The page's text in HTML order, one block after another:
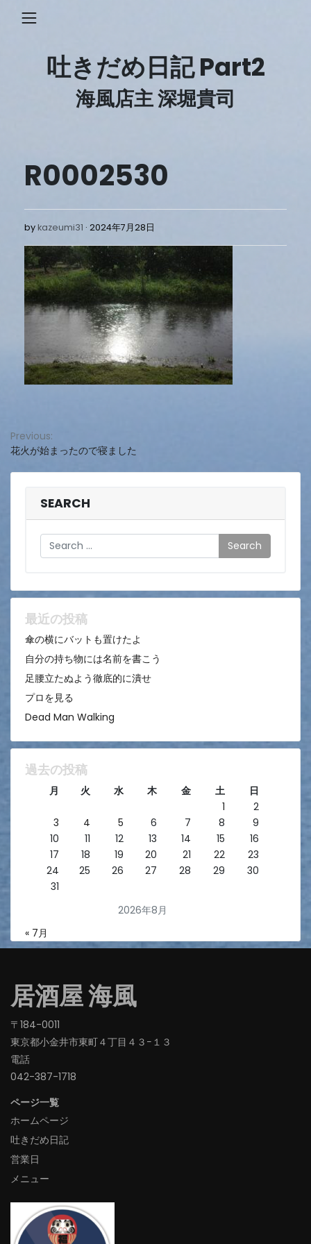
吐きだめ日記 Part2
海風店主 深堀貴司
R0002530
bykazeumi31 2024年7月28日
7
28
日
投
稿
ョ
ン
Previous:
花火が始まったので寝ました
SEARCH
Search
最近の投稿
傘の横にバットも置けたよ
自分の持ち物には名前を書こう
足腰立たぬよう徹底的に潰せ
プロを見る
Dead Man Walking
過去の投稿
2026年8月
月 火 水 木 金 土
日
1
2
3
4 5 6 7 8
9
10
11 12 13 14 15
16
17
18 19 20 21 22
23
24
25 26 27 28 29
30
31
« 7月
居酒屋 海風
〒184-0011
東京都小金井市東町４丁目４３−１３
電話
042-387-1718‬
ページ一覧
ホームページ
吐きだめ日記
営業日
メニュー